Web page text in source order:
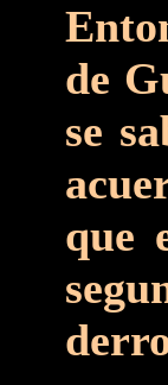
de
se
que